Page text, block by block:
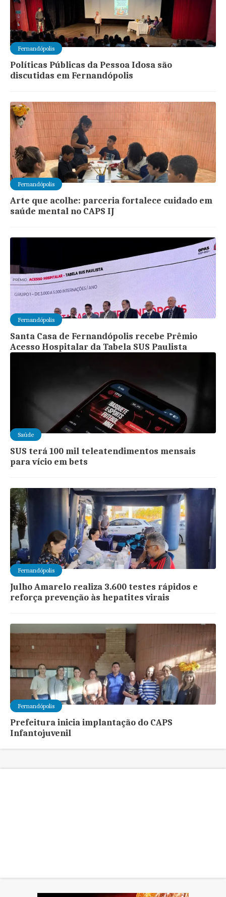
Fernandópolis
Políticas Públicas da Pessoa Idosa são
discutidas em Fernandópolis
Fernandópolis
Arte que acolhe: parceria fortalece cuidado em
saúde mental no CAPS IJ
Fernandópolis
Santa Casa de Fernandópolis recebe Prêmio
Acesso Hospitalar da Tabela SUS Paulista
Saúde
SUS terá 100 mil teleatendimentos mensais
para vício em bets
Fernandópolis
Julho Amarelo realiza 3.600 testes rápidos e
reforça prevenção às hepatites virais
Fernandópolis
Prefeitura inicia implantação do CAPS
Infantojuvenil